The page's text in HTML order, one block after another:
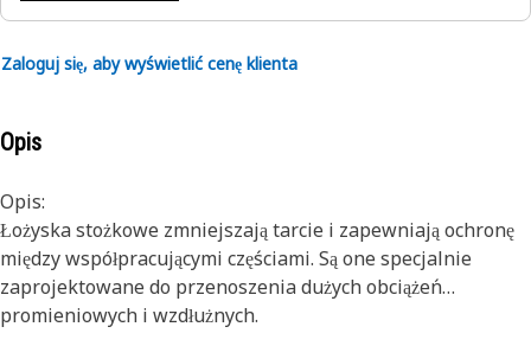
Zaloguj się, aby wyświetlić cenę klienta
Opis
Opis:
Łożyska stożkowe zmniejszają tarcie i zapewniają ochronę
między współpracującymi częściami. Są one specjalnie
zaprojektowane do przenoszenia dużych obciążeń
promieniowych i wzdłużnych.